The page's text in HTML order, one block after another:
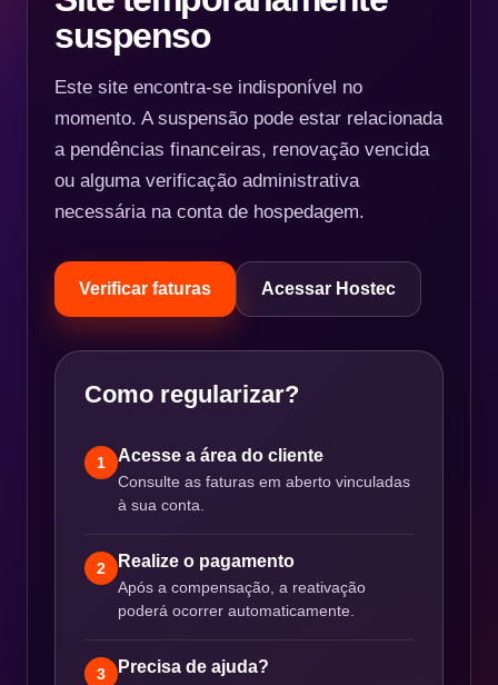
suspenso
Este site encontra-se indisponível no
momento. A suspensão pode estar relacionada
a pendências financeiras, renovação vencida
ou alguma verificação administrativa
necessária na conta de hospedagem.
Verificar faturas Acessar Hostec
Como regularizar?
1 Acesse a área do cliente
Consulte as faturas em aberto vinculadas
à sua conta.
2 Realize o pagamento
Após a compensação, a reativação
poderá ocorrer automaticamente.
3 Precisa de ajuda?